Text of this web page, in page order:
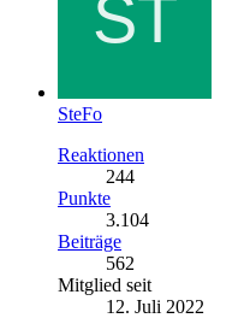
SteFo
Reaktionen
244
Punkte
3.104
Beiträge
562
Mitglied seit
12. Juli 2022